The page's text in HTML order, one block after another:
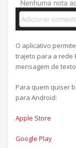
O aplicativo
trajeto para a rede
mensagem de
Para quem quiser
para Android:
Apple Store
Google Play